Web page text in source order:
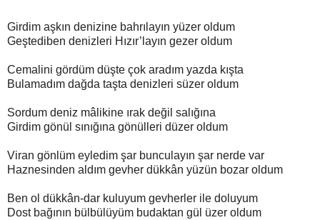
Girdim aşkın denizine bahrılayın yüzer oldum
Geştediben denizleri Hızır’layın gezer oldum
Cemalini gördüm düşte çok aradım yazda kışta
Bulamadım dağda taşta denizleri süzer oldum
Sordum deniz mâlikine ırak değil salığına
Girdim gönül sınığına gönülleri düzer oldum
Viran gönlüm eyledim şar bunculayın şar nerde var
Haznesinden aldım gevher dükkân yüzün bozar oldum
Ben ol dükkân-dar kuluyum gevherler ile doluyum
Dost bağının bülbülüyüm budaktan gül üzer oldum